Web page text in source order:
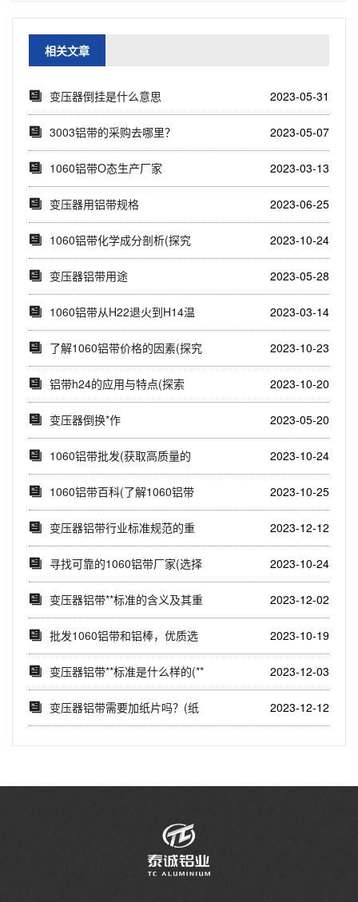
相关文章
变压器倒挂是什么意思 2023-05-31
3003铝带的采购去哪里？ 2023-05-07
1060铝带O态生产厂家 2023-03-13
变压器用铝带规格 2023-06-25
1060铝带化学成分剖析(探究
1060铝带...
2023-10-24
变压器铝带用途 2023-05-28
1060铝带从H22退火到H14温
度控制
2023-03-14
了解1060铝带价格的因素(探究
1060铝...
2023-10-23
铝带h24的应用与特点(探索
1060铝带h...
2023-10-20
变压器倒换*作 2023-05-20
1060铝带批发(获取高质量的
1060铝带...
2023-10-24
1060铝带百科(了解1060铝带
的特性和...
2023-10-25
变压器铝带行业标准规范的重
要性与实施效果(...
2023-12-12
寻找可靠的1060铝带厂家(选择
正规厂家，...
2023-10-24
变压器铝带**标准的含义及其重
要性(标准化...
2023-12-02
批发1060铝带和铝棒，优质选
择(了解10...
2023-10-19
变压器铝带**标准是什么样的(**
标准对变...
2023-12-03
变压器铝带需要加纸片吗？(纸
2023-12-12